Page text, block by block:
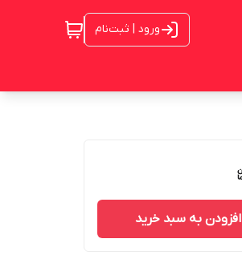
ورود | ثبت‌نام
افزودن به سبد خرید